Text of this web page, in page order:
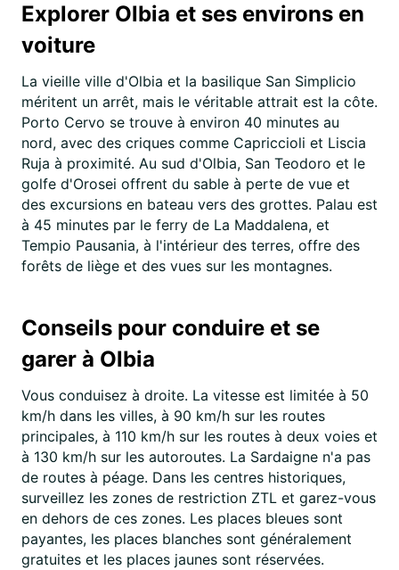
Explorer Olbia et ses environs en
voiture
La vieille ville d'Olbia et la basilique San Simplicio
méritent un arrêt, mais le véritable attrait est la côte.
Porto Cervo se trouve à environ 40 minutes au
nord, avec des criques comme Capriccioli et Liscia
Ruja à proximité. Au sud d'Olbia, San Teodoro et le
golfe d'Orosei offrent du sable à perte de vue et
des excursions en bateau vers des grottes. Palau est
à 45 minutes par le ferry de La Maddalena, et
Tempio Pausania, à l'intérieur des terres, offre des
forêts de liège et des vues sur les montagnes.
Conseils pour conduire et se
garer à Olbia
Vous conduisez à droite. La vitesse est limitée à 50
km/h dans les villes, à 90 km/h sur les routes
principales, à 110 km/h sur les routes à deux voies et
à 130 km/h sur les autoroutes. La Sardaigne n'a pas
de routes à péage. Dans les centres historiques,
surveillez les zones de restriction ZTL et garez-vous
en dehors de ces zones. Les places bleues sont
payantes, les places blanches sont généralement
gratuites et les places jaunes sont réservées.